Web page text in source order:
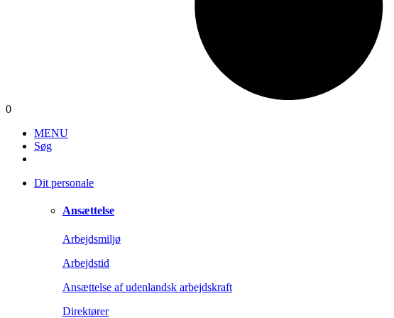
0
MENU
Søg
Dit personale
Ansættelse
Arbejdsmiljø
Arbejdstid
Ansættelse af udenlandsk arbejdskraft
Direktører